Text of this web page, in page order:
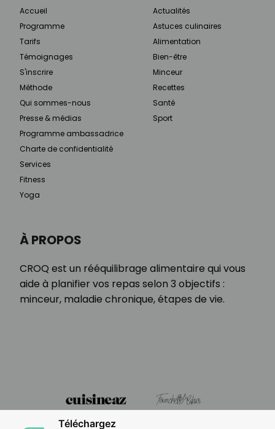
À PROPOS
CROQ est un rééquilibrage alimentaire qui vous
aide à planifier vos repas selon 3 objectifs :
minceur, maladie chronique, étapes de vie.
Accueil
Programme
Tarifs
Témoignages
S'inscrire
Méthode
Qui sommes-nous
Presse & médias
Programme ambassadrice
Charte de confidentialité
Services
Fitness
Yoga
Actualités
Astuces culinaires
Alimentation
Bien-être
Minceur
Recettes
Santé
Sport
Téléchargez